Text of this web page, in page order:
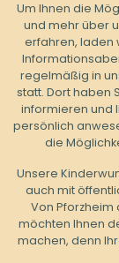
Um Ihnen die
und mehr über
erfahren, laden
regelmäßig in
statt. Dort haben
informieren und
persönlich
die
Unsere
auch mit
Von Pforzheim
möchten Ihnen
machen, denn